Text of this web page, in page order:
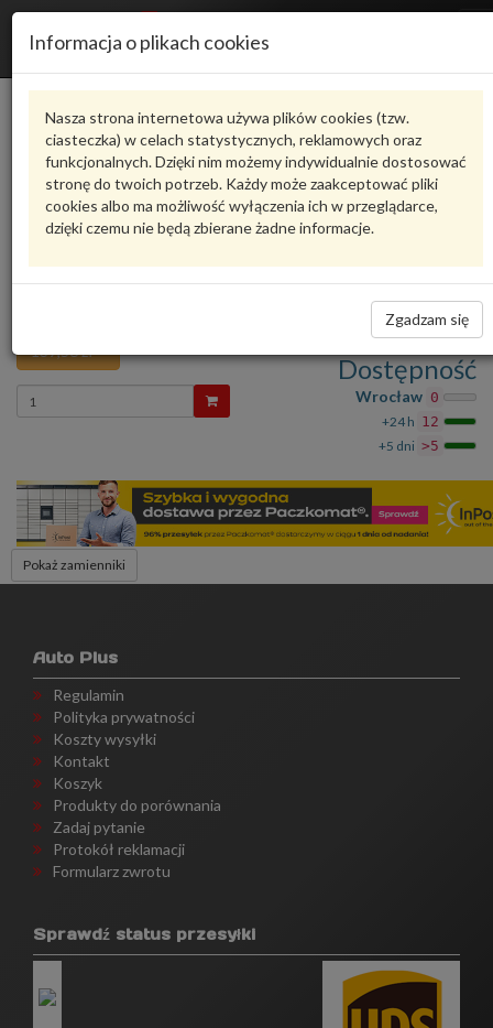
Informacja o plikach cookies
Nasza strona internetowa używa plików cookies (tzw.
ciasteczka) w celach statystycznych, reklamowych oraz
funkcjonalnych. Dzięki nim możemy indywidualnie dostosować
stronę do twoich potrzeb. Każdy może zaakceptować pliki
cookies albo ma możliwość wyłączenia ich w przeglądarce,
dzięki czemu nie będą zbierane żadne informacje.
Zgadzam się
Karta produktu
6R6955707BVAG
VAG - produkt oryginalny VW AUDI SEAT SKODA
RAMIE WYCIERACZKI VW Polo 10- 6R 6R6955707B
139,56 zł
Wprowadź
ilość
Dostępność
Wrocław 0
+24 h 12
+5 dni >5
Pokaż zamienniki
Auto Plus
Regulamin
Polityka prywatności
Koszty wysyłki
Kontakt
Koszyk
Produkty do porównania
Zadaj pytanie
Protokół reklamacji
Formularz zwrotu
Sprawdź status przesyłki